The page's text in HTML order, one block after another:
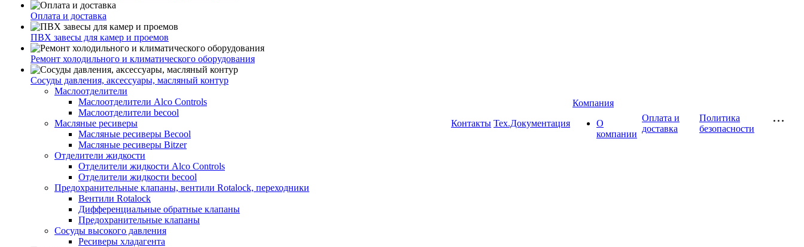
Оплата и доставка
ПВХ завесы для камер и проемов
Ремонт холодильного и климатического оборудования
Сосуды давления, аксессуары, масляный контур
Маслоотделители
Маслоотделители Alco Controls
Маслоотделители becool
Масляные ресиверы
Масляные ресиверы Becool
Масляные ресиверы Bitzer
Отделители жидкости
Отделители жидкости Alco Controls
Отделители жидкости becool
Предохранительные клапаны, вентили Rotalock, переходники
Вентили Rotalock
Дифференциальные обратные клапаны
Предохранительные клапаны
Сосуды высокого давления
Ресиверы хладагента
Контакты Тех.Документация
Компания
О
компании
Оплата и
доставка
Политика
безопасности